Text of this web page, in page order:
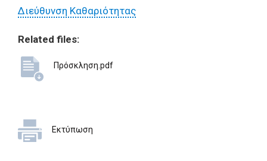
Διεύθυνση Καθαριότητας
Related files:
Πρόσκληση.pdf
Εκτύπωση